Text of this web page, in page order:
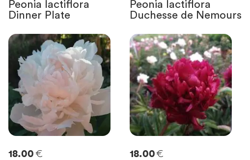
Peonia lactiflora
Dinner Plate
Peonia lactiflora
Duchesse de Nemours
18.00 € 18.00€